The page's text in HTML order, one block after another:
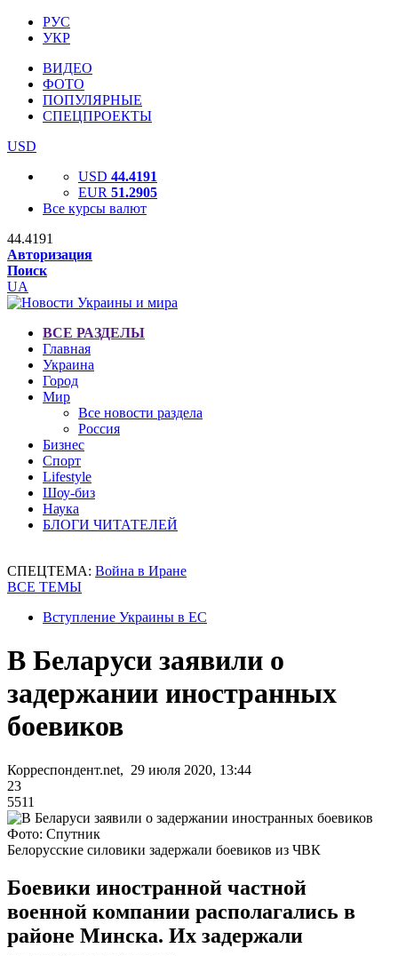
РУС
УКР
ВИДЕО
ФОТО
ПОПУЛЯРНЫЕ
СПЕЦПРОЕКТЫ
USD
USD 44.4191
EUR 51.2905
Все курсы валют
44.4191
Авторизация
Поиск
UA
ВСЕ РАЗДЕЛЫ
Главная
Украина
Город
Мир
Все новости раздела
Россия
Бизнес
Спорт
Lifestyle
Шоу-биз
Наука
БЛОГИ ЧИТАТЕЛЕЙ
СПЕЦТЕМА: Война в Иране
ВСЕ ТЕМЫ
Вступление Украины в ЕС
В Беларуси заявили о
задержании иностранных
боевиков
Корреспондент.net, 29 июля 2020, 13:44
23
5511
Фото: Спутник
Белорусские силовики задержали боевиков из ЧВК
Боевики иностранной частной
военной компании располагались в
районе Минска. Их задержали